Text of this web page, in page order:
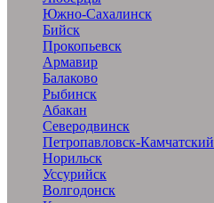
Южно-Сахалинск
Бийск
Прокопьевск
Армавир
Балаково
Рыбинск
Абакан
Северодвинск
Петропавловск-Камчатский
Норильск
Уссурийск
Волгодонск